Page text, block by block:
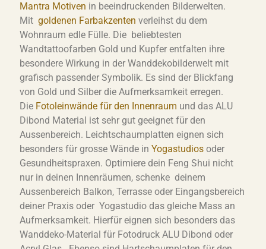
Mantra Motiven in beeindruckenden Bilderwelten.
Mit goldenen Farbakzenten verleihst du dem
Wohnraum edle Fülle. Die beliebtesten
Wandtattoofarben Gold und Kupfer entfalten ihre
besondere Wirkung in der Wanddekobilderwelt mit
grafisch passender Symbolik. Es sind der Blickfang
von Gold und Silber die Aufmerksamkeit erregen.
Die Fotoleinwände für den Innenraum und das ALU
Dibond Material ist sehr gut geeignet für den
Aussenbereich. Leichtschaumplatten eignen sich
besonders für grosse Wände in Yogastudios oder
Gesundheitspraxen. Optimiere dein Feng Shui nicht
nur in deinen Innenräumen, schenke deinem
Aussenbereich Balkon, Terrasse oder Eingangsbereich
deiner Praxis oder Yogastudio das gleiche Mass an
Aufmerksamkeit. Hierfür eignen sich besonders das
Wanddeko-Material für Fotodruck ALU Dibond oder